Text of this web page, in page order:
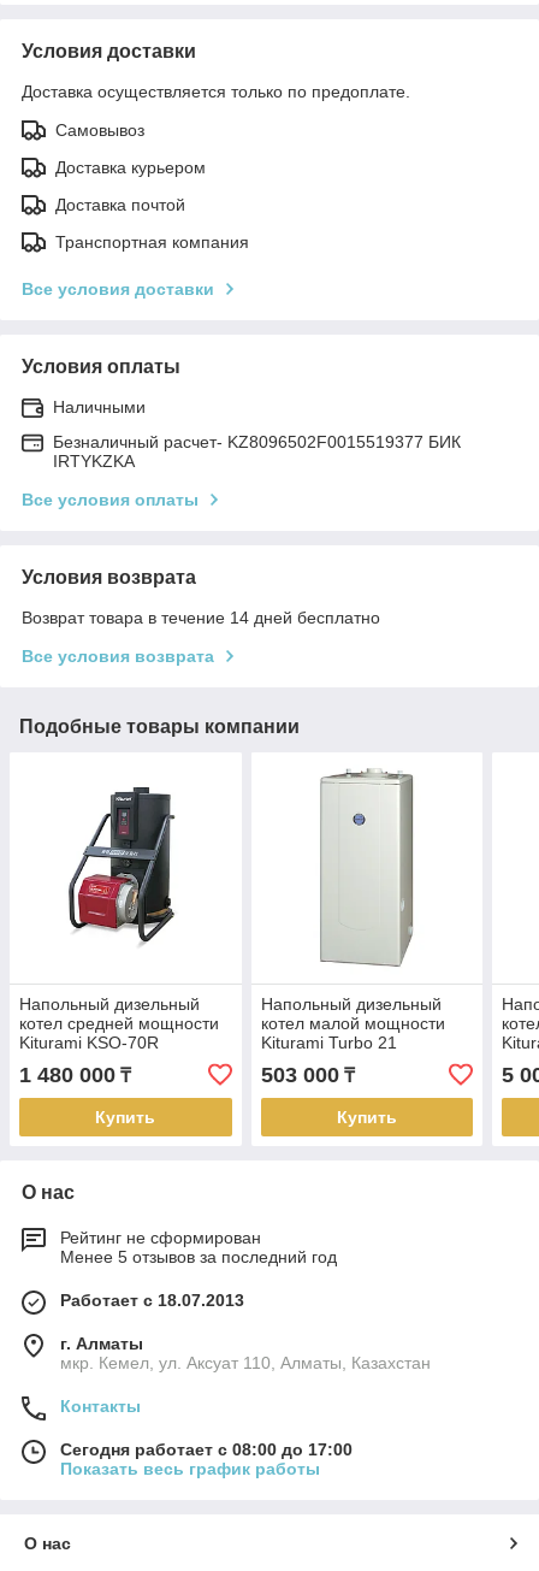
Условия доставки
Доставка осуществляется только по предоплате.
Самовывоз
Доставка курьером
Доставка почтой
Транспортная компания
Все условия доставки
Условия оплаты
Наличными
Безналичный расчет- KZ8096502F0015519377 БИК
IRTYKZKA
Все условия оплаты
Условия возврата
Возврат товара в течение 14 дней бесплатно
Все условия возврата
Подобные товары компании
Напольный дизельный
котел средней мощности
Kiturami KSO-70R
1 480 000 ₸
Купить
Напольный дизельный
котел малой мощности
Kiturami Turbo 21
503 000₸
Купить
5
О нас
Рейтинг не сформирован
Менее 5 отзывов за последний год
Работает с 18.07.2013
г. Алматы
мкр. Кемел, ул. Аксуат 110, Алматы, Казахстан
Контакты
Сегодня работает с 08:00 до 17:00
Показать весь график работы
О нас